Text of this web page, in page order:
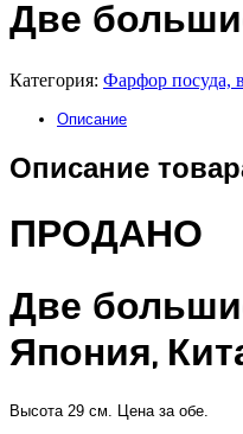
Две
Категория: Фарфор посуда,
Описание
Описание
ПРОДАНО
Две
Япония,
Высота 29 см. Цена за обе.